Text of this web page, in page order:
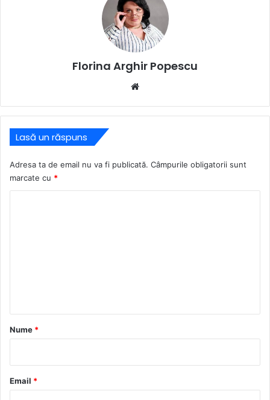
Florina Arghir Popescu
Lasă un răspuns
Adresa ta de email nu va fi publicată. Câmpurile obligatorii sunt
marcate cu *
r
*
Nume *
Email *